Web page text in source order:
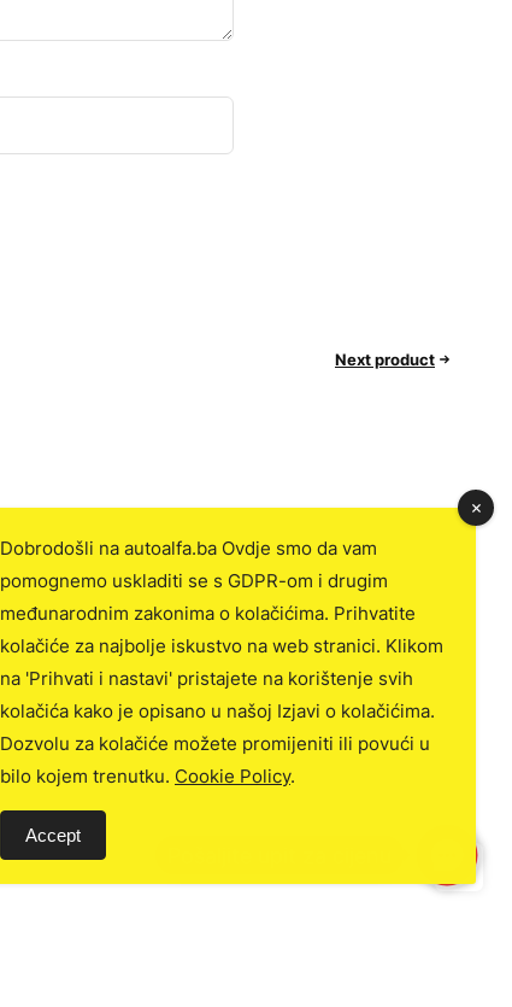
Next product
Dobrodošli na autoalfa.ba Ovdje smo da vam
pomognemo uskladiti se s GDPR-om i drugim
međunarodnim zakonima o kolačićima. Prihvatite
kolačiće za najbolje iskustvo na web stranici. Klikom
na 'Prihvati i nastavi' pristajete na korištenje svih
kolačića kako je opisano u našoj Izjavi o kolačićima.
Dozvolu za kolačiće možete promijeniti ili povući u
bilo kojem trenutku. Cookie Policy.
Accept